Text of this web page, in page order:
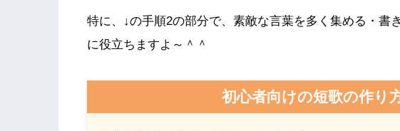
特に、↓の手順2の部分で、素敵な言葉を多く集める・書
に役立ちますよ～＾＾
初心者向けの短歌の作り